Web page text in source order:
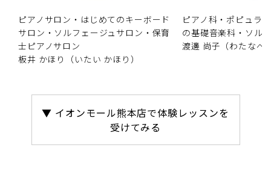
ピアノサロン・はじめてのキーボード
サロン・ソルフェージュサロン・保育
士ピアノサロン
板井 かほり（いたい かほり）
ピアノ科・ポピュラ
の基礎音楽科・ソル
渡邊 尚子（わたなべ
▼ イオンモール熊本店で体験レッスンを
受けてみる